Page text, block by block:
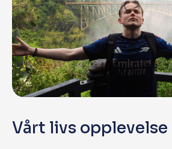
Vårt livs opplevelse